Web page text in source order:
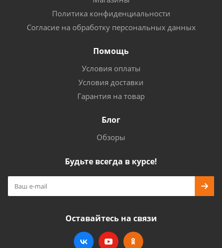
Политика конфиденциальности
Согласие на обработку персональных данных
Помощь
Условия оплаты
Условия доставки
Гарантия на товар
Блог
Обзоры
Будьте всегда в курсе!
Оставайтесь на связи